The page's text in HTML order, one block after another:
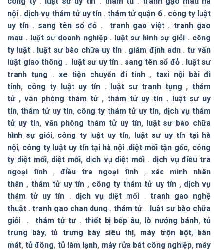
nội . dịch vụ thám tử uy tín.thám tử quận 6. công ty luật
uy tín. sang tên sổ đỏ . tranh gao việt. tranh gao
mau . luật sư doanh nghiệp. luật sư hình sự giỏi . công
ty luật . luật sư bào chữa uy tín . giám định adn. tư vấn
luật giao thông . luật sư uy tín . sang tên sổ đỏ. luật sư
tranh tụng . xe tiện chuyến đi tỉnh , taxi nội bài đi
tỉnh, công ty luật uy tín. luật sư tranh tụng ,thám
tử,văn phòng thám tử,thám tử uy tín . luật sư uy
tín,thám tử uy tín, công ty thám tử uy tín, dịch vụ thám
tử uy tín, văn phòng thám tử uy tín, luật sư bào chữa
hình sự giỏi, công ty luật uy tín, luật sư uy tín tại hà
nội, công ty luật uy tín tại hà nội .diệt mối tận gốc, công
ty diệt mối, diệt mối, dịch vụ diệt mối . dịch vụ điều tra
ngoại tình,điều tra ngoại tình,xác minh nhân
thân ,thám tử uy tín, công ty thám tử uy tín, dịch vụ
thám tử uy tín . dịch vụ diệt mối . tranh gao nghệ
thuật .tranh gao chan dung . thám tử. luật sư bào chữa
giỏi . thám tử tư. thiết bị bếp âu, lò nướng bánh,tủ
trưng bày,tủ trưng bày siêu thị, máy trộn bột, bàn
mát,tủ đông, tủ làm lạnh, máy rửa bát công nghiệp, máy